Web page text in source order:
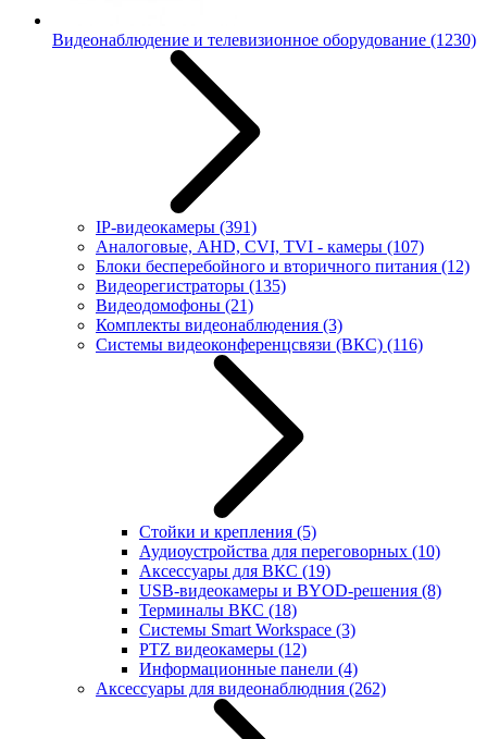
Видеонаблюдение и телевизионное оборудование (1230)
IP-видеокамеры (391)
Аналоговые, AHD, CVI, TVI - камеры (107)
Блоки бесперебойного и вторичного питания (12)
Видеорегистраторы (135)
Видеодомофоны (21)
Комплекты видеонаблюдения (3)
Системы видеоконференцсвязи (ВКС) (116)
Стойки и крепления (5)
Аудиоустройства для переговорных (10)
Аксессуары для ВКС (19)
USB-видеокамеры и BYOD-решения (8)
Терминалы ВКС (18)
Системы Smart Workspace (3)
PTZ видеокамеры (12)
Информационные панели (4)
Аксессуары для видеонаблюдния (262)